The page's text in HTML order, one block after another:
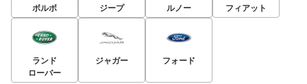
ボルボ ジープ ルノー フィアット
ランド
ローバー
ジャガー フォード